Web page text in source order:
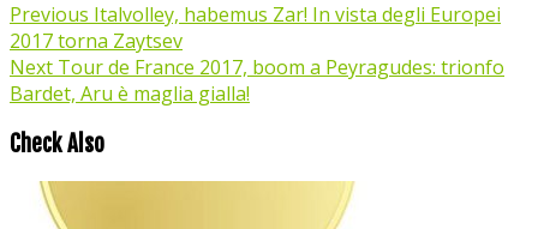
Previous Italvolley, habemus Zar! In vista degli Europei
2017 torna Zaytsev
Next Tour de France 2017, boom a Peyragudes: trionfo
Bardet, Aru è maglia gialla!
Check Also